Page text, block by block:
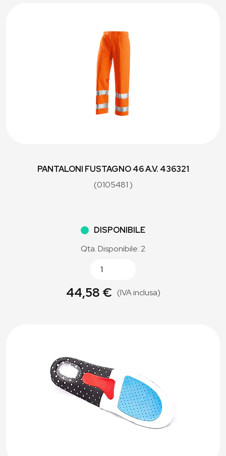
PANTALONI FUSTAGNO 46 A.V. 436321
(0105481 )
DISPONIBILE
Qta. Disponibile: 2
44,58 € (IVA inclusa)